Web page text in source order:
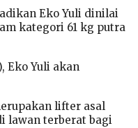
Eko Yuli dinilai
kategori 61 kg putra
Eko Yuli akan
lifter asal
lawan terberat bagi